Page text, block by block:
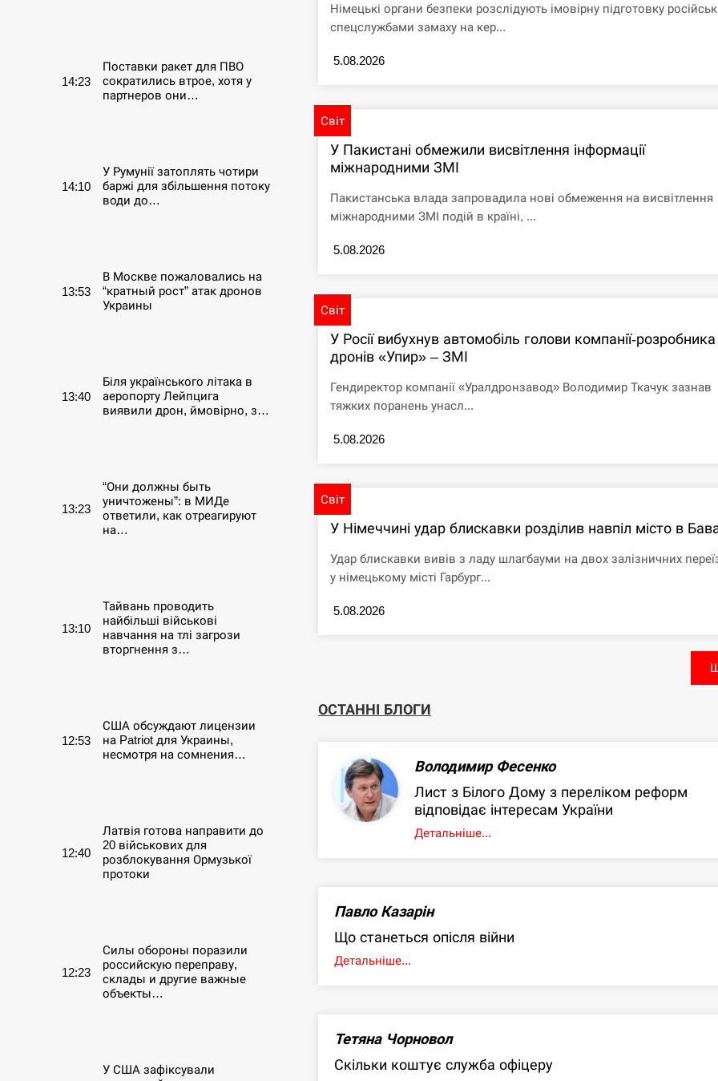
14:23
Поставки ракет для ПВО
сократились втрое, хотя у
партнеров они…
14:10
У Румунії затоплять чотири
баржі для збільшення потоку
води до…
13:53
В Москве пожаловались на
“кратный рост” атак дронов
Украины
13:40
Біля українського літака в
аеропорту Лейпцига
виявили дрон, ймовірно, з…
13:23
“Они должны быть
уничтожены”: в МИДе
ответили, как отреагируют
на…
13:10
Тайвань проводить
найбільші військові
навчання на тлі загрози
вторгнення з…
12:53
США обсуждают лицензии
на Patriot для Украины,
несмотря на сомнения…
12:40
Латвія готова направити до
20 військових для
розблокування Ормузької
протоки
12:23
Силы обороны поразили
российскую переправу,
склады и другие важные
объекты…
У США зафіксували
Німецькі органи безпеки розслідують імовірну підготовку
спецслужбами замаху на кер...
5.08.2026
Світ
У Пакистані обмежили висвітлення інформації
міжнародними ЗМІ
Пакистанська влада запровадила нові обмеження на висвітлення
міжнародними ЗМІ подій в країні, ...
5.08.2026
Світ
У Росії вибухнув автомобіль голови компанії-розробника
дронів «Упир» – ЗМІ
Гендиректор компанії «Уралдронзавод» Володимир Ткачук зазнав
тяжких поранень унасл...
5.08.2026
Світ
У Німеччині удар блискавки розділив навпіл місто в
Удар блискавки вивів з ладу шлагбауми на двох залізничних
у німецькому місті Гарбург...
5.08.2026
ОСТАННІ БЛОГИ
Володимир Фесенко
Лист з Білого Дому з переліком реформ
відповідає інтересам України
Детальніше...
Павло Казарін
Що станеться опісля війни
Детальніше...
Тетяна Чорновол
Скільки коштує служба офіцеру